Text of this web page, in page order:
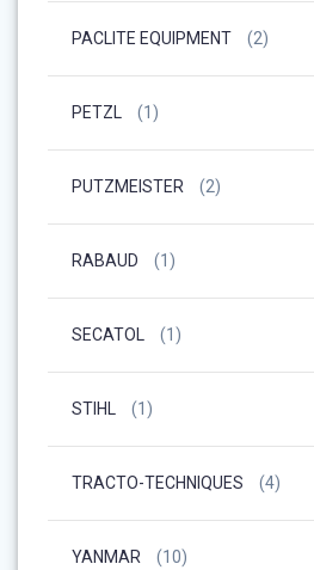
PACLITE EQUIPMENT (2)
PETZL (1)
PUTZMEISTER (2)
RABAUD (1)
SECATOL (1)
STIHL (1)
TRACTO-TECHNIQUES (4)
YANMAR (10)